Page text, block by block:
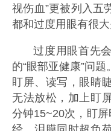
视伤血”更被列入五
都和过度用眼有很大
过度用眼首先
的“眼部亚健康”问
盯屏、读写，眼睛
无法放松，加上盯
分钟15~20次，盯